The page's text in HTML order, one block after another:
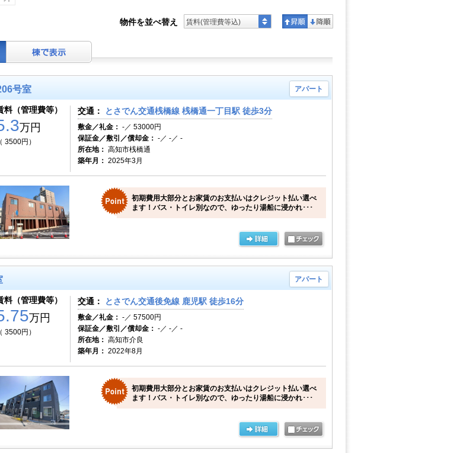
物件を並べ替え 賃料(管理費等込)
号室 アパート
料（管理費等）
万円
（ 3500円）
交通： とさでん交通桟橋線 桟橋通一丁目駅 徒歩3分
敷金／礼金： -／ 53000円
保証金／敷引／償却金： -／ -／ -
所在地： 高知市桟橋通
築年月： 2025年3月
初期費用大部分とお家賃のお支払いはクレジット払い選べ
ます！バス・トイレ別なので、ゆったり湯船に浸かれ･･･
アパート
料（管理費等）
万円
（ 3500円）
交通： とさでん交通後免線 鹿児駅 徒歩16分
敷金／礼金： -／ 57500円
保証金／敷引／償却金： -／ -／ -
所在地： 高知市介良
築年月： 2022年8月
初期費用大部分とお家賃のお支払いはクレジット払い選べ
ます！バス・トイレ別なので、ゆったり湯船に浸かれ･･･